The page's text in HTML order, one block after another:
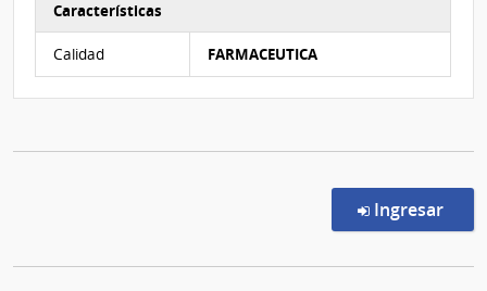
Características
Calidad FARMACEUTICA
Ingresar